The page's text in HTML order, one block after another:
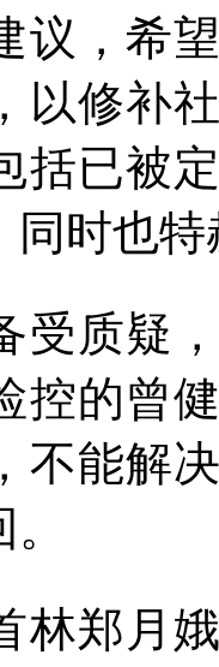
议，希
以修补
括已被
同时也
受质疑
控的曾
不能解
林郑月